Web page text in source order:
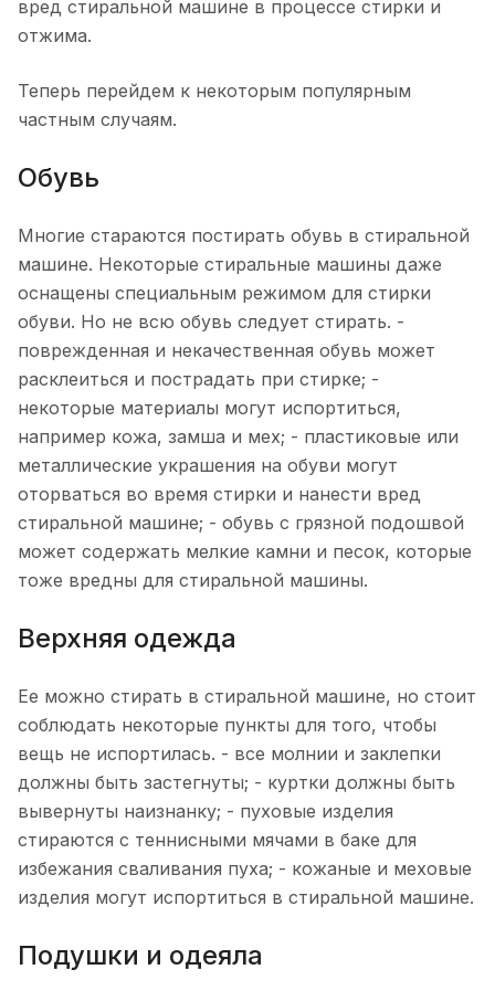
вред стиральной машине в процессе стирки и
отжима.
Теперь перейдем к некоторым популярным
частным случаям.
Обувь
Многие стараются постирать обувь в стиральной
машине. Некоторые стиральные машины даже
оснащены специальным режимом для стирки
обуви. Но не всю обувь следует стирать. -
поврежденная и некачественная обувь может
расклеиться и пострадать при стирке; -
некоторые материалы могут испортиться,
например кожа, замша и мех; - пластиковые или
металлические украшения на обуви могут
оторваться во время стирки и нанести вред
стиральной машине; - обувь с грязной подошвой
может содержать мелкие камни и песок, которые
тоже вредны для стиральной машины.
Верхняя одежда
Ее можно стирать в стиральной машине, но стоит
соблюдать некоторые пункты для того, чтобы
вещь не испортилась. - все молнии и заклепки
должны быть застегнуты; - куртки должны быть
вывернуты наизнанку; - пуховые изделия
стираются с теннисными мячами в баке для
избежания сваливания пуха; - кожаные и меховые
изделия могут испортиться в стиральной машине.
Подушки и одеяла